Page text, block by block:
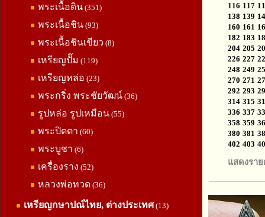
พระเนื้อดิน (351)
พระเนื้อชิน (93)
พระเนื้อชินเขียว (8)
เหรียญปั๊ม (119)
เหรียญหล่อ (23)
พระกริ่ง พระชัยวัฒน์ (36)
รูปหล่อ รูปเหมือน (55)
พระปิดตา (60)
พระบูชา (6)
เครื่องราง (52)
หลวงพ่อทวด (36)
เหรียญกษาปณ์ไทย, ต่างประเทศ(13)
116 117
138 139
160 161
182 183
204 205
226 227
248 249
270 271
292 293
314 315
336 337
358 359
380 381
402 403
แสดงรา